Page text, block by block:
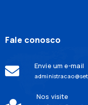
Fale conosco
Envie um e-mail
Nos visite